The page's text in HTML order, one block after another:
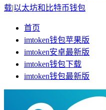
首页
imtoken钱包苹果版
imtoken安卓最新版
imtoken钱包下载
imtoken钱包最新版